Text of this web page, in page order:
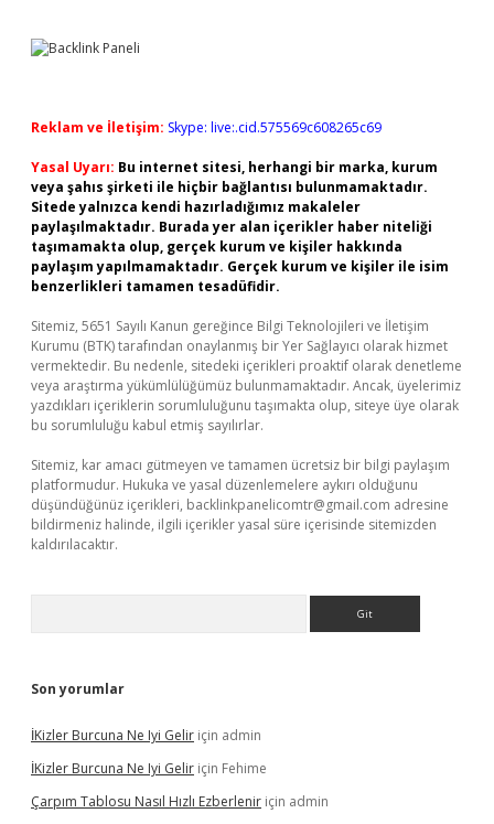
Reklam ve İletişim: Skype: live:.cid.575569c608265c69
Yasal Uyarı: Bu internet sitesi, herhangi bir marka, kurum
veya şahıs şirketi ile hiçbir bağlantısı bulunmamaktadır.
Sitede yalnızca kendi hazırladığımız makaleler
paylaşılmaktadır. Burada yer alan içerikler haber niteliği
taşımamakta olup, gerçek kurum ve kişiler hakkında
paylaşım yapılmamaktadır. Gerçek kurum ve kişiler ile isim
benzerlikleri tamamen tesadüfidir.
Sitemiz, 5651 Sayılı Kanun gereğince Bilgi Teknolojileri ve İletişim
Kurumu (BTK) tarafından onaylanmış bir Yer Sağlayıcı olarak hizmet
vermektedir. Bu nedenle, sitedeki içerikleri proaktif olarak denetleme
veya araştırma yükümlülüğümüz bulunmamaktadır. Ancak, üyelerimiz
yazdıkları içeriklerin sorumluluğunu taşımakta olup, siteye üye olarak
bu sorumluluğu kabul etmiş sayılırlar.
Sitemiz, kar amacı gütmeyen ve tamamen ücretsiz bir bilgi paylaşım
platformudur. Hukuka ve yasal düzenlemelere aykırı olduğunu
düşündüğünüz içerikleri, backlinkpanelicomtr@gmail.com adresine
bildirmeniz halinde, ilgili içerikler yasal süre içerisinde sitemizden
kaldırılacaktır.
Son yorumlar
İKizler Burcuna Ne Iyi Gelir için admin
İKizler Burcuna Ne Iyi Gelir için Fehime
Çarpım Tablosu Nasıl Hızlı Ezberlenir için admin